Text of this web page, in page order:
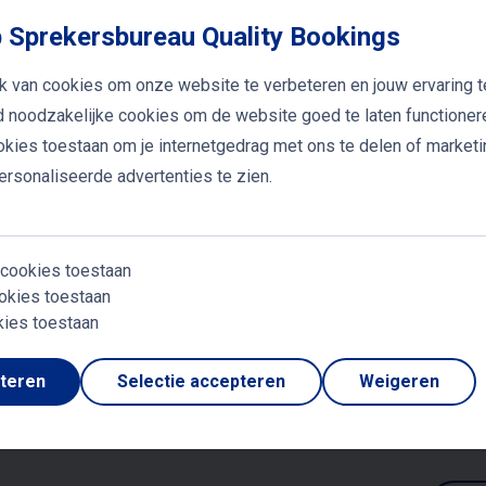
en direct toepasbare tips weet hij elke groep te
wijze vertelt hij over het stellen (en volhouden!) van
leven.
of de blik van anderen?Arie stimuleert je in zijn
zonder genade overboord te gooien en op
lopen alle aanwezigen zonder uitzondering
Sprekersbureau Quality Bookings
van cookies om onze website te verbeteren en jouw ervaring
noodzakelijke cookies om de website goed te laten
toestaan om je internetgedrag met ons te delen of
advertenties te zien.
toestaan
toestaan
toestaan
Selectie accepteren Weigeren